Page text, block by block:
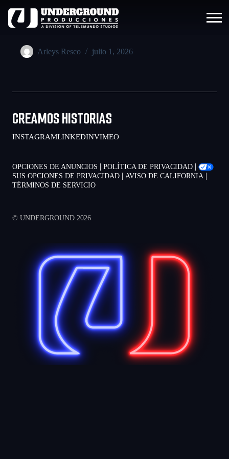
Arleys Resco julio 1, 2026
CREAMOS HISTORIAS
INSTAGRAMLINKEDINVIMEO
OPCIONES DE ANUNCIOS | POLÍTICA DE PRIVACIDAD |
SUS OPCIONES DE PRIVACIDAD | AVISO DE CALIFORNIA |
TÉRMINOS DE SERVICIO
© UNDERGROUND 2026